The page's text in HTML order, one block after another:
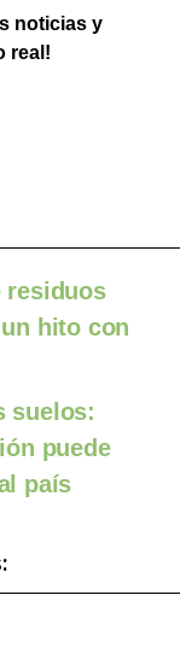
noticias y
real!
residuos
hito con
suelos:
puede
país